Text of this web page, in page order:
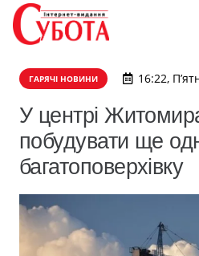
ГАРЯЧІ НОВИНИ 16:22,
У центрі
побудувати ще
багатоповерхівку